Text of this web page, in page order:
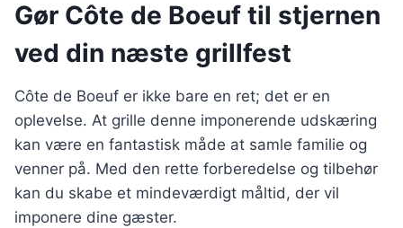
Gør Côte de Boeuf til stjernen
ved din næste grillfest
Côte de Boeuf er ikke bare en ret; det er en
oplevelse. At grille denne imponerende udskæring
kan være en fantastisk måde at samle familie og
venner på. Med den rette forberedelse og tilbehør
kan du skabe et mindeværdigt måltid, der vil
imponere dine gæster.